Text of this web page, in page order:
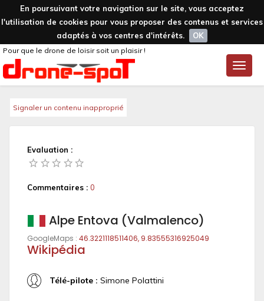
En poursuivant votre navigation sur le site, vous acceptez
l'utilisation de cookies pour vous proposer des contenus et services
adaptés à vos centres d'intérêts.
OK
Toggle
Pour que le drone de loisir soit un plaisir !
Signaler un contenu inapproprié
Evaluation :
Commentaires : 0
Alpe Entova (Valmalenco)
GoogleMaps : 46.3221118511406, 9.83555316925049
Wikipédia
Télé-pilote : Simone Polattini